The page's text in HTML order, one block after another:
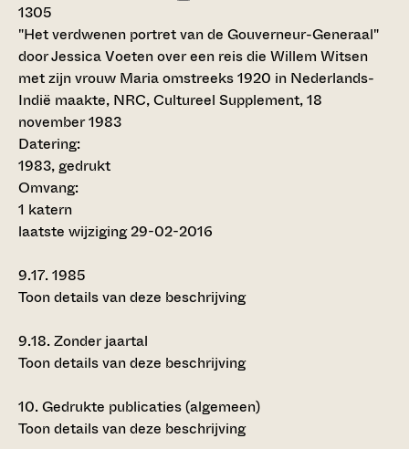
1305
"Het verdwenen portret van de Gouverneur-Generaal"
door Jessica Voeten over een reis die Willem Witsen
met zijn vrouw Maria omstreeks 1920 in Nederlands-
Indië maakte, NRC, Cultureel Supplement, 18
november 1983
Datering:
1983, gedrukt
Omvang:
1 katern
laatste wijziging 29-02-2016
9.17.1985
Toon details van deze beschrijving
9.18.Zonder jaartal
Toon details van deze beschrijving
10.Gedrukte publicaties (algemeen)
Toon details van deze beschrijving